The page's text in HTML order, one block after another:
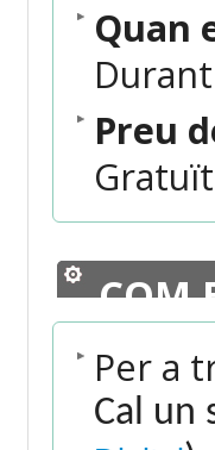
Quan
Preu
COM
Per a
Cal un